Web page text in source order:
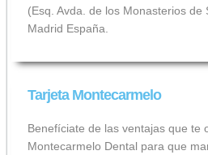
(Esq. Avda. de los Monasterios de
Madrid España.
Tarjeta Montecarmelo
Benefíciate de las ventajas que te
Montecarmelo Dental para que